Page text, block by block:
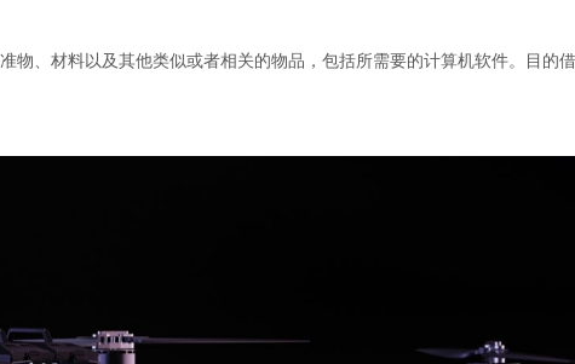
、材料以及其他类似或者相关的物品，包括所需要的计算机软件。目的